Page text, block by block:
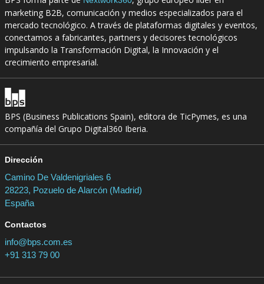
marketing B2B, comunicación y medios especializados para el
mercado tecnológico. A través de plataformas digitales y eventos,
conectamos a fabricantes, partners y decisores tecnológicos
impulsando la Transformación Digital, la Innovación y el
crecimiento empresarial.
BPS (Business Publications Spain), editora de TicPymes, es una
compañía del Grupo Digital360 Iberia.
Dirección
Camino De Valdenigriales 6
28223, Pozuelo de Alarcón (Madrid)
España
Contactos
info@bps.com.es
+91 313 79 00